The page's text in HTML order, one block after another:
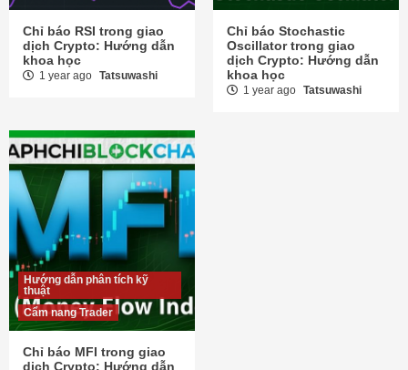
Chỉ báo RSI trong giao
dịch Crypto: Hướng dẫn
khoa học
1 year ago Tatsuwashi
Chỉ báo Stochastic
Oscillator trong giao
dịch Crypto: Hướng dẫn
khoa học
1 year ago Tatsuwashi
Hướng dẫn phân tích kỹ
thuật
Cẩm nang Trader
Chỉ báo MFI trong giao
dịch Crypto: Hướng dẫn